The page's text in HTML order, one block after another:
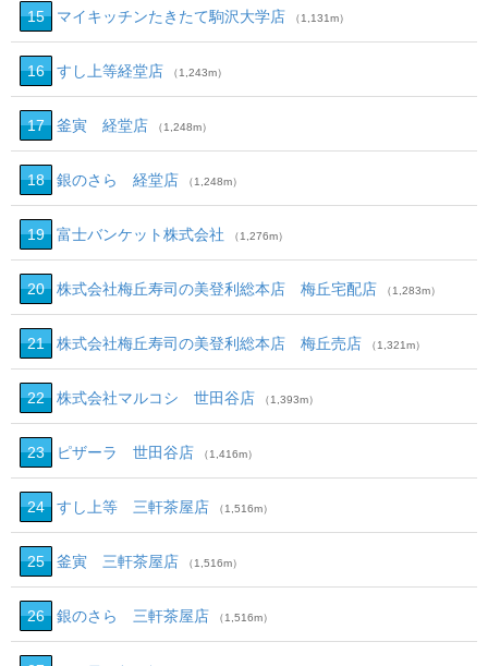
15 マイキッチンたきたて駒沢大学店 （1,131m）
16 すし上等経堂店 （1,243m）
17 釜寅 経堂店 （1,248m）
18 銀のさら 経堂店 （1,248m）
19 富士バンケット株式会社 （1,276m）
20 株式会社梅丘寿司の美登利総本店 梅丘宅配店 （1,283m）
21 株式会社梅丘寿司の美登利総本店 梅丘売店 （1,321m）
22 株式会社マルコシ 世田谷店 （1,393m）
23 ピザーラ 世田谷店 （1,416m）
24 すし上等 三軒茶屋店 （1,516m）
25 釜寅 三軒茶屋店 （1,516m）
26 銀のさら 三軒茶屋店 （1,516m）